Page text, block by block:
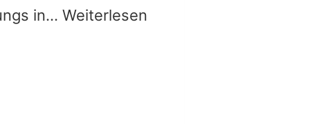
in… Weiterlesen